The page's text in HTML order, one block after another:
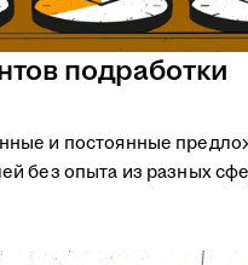
подработки
и постоянные
без опыта из разных